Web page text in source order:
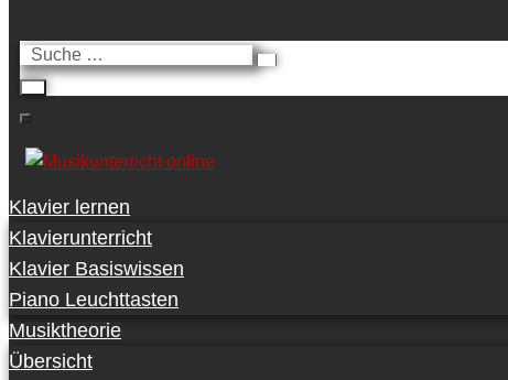
Suche
…
Klavier lernen
Klavierunterricht
Klavier Basiswissen
Piano Leuchttasten
Musiktheorie
Übersicht